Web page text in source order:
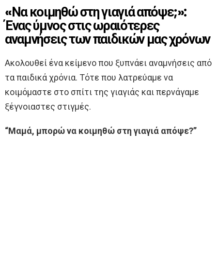
«Να κοιμηθώ στη γιαγιά απόψε;»:
Ένας ύμνος στις ωραιότερες
αναμνήσεις των παιδικών μας χρόνων
Ακολουθεί ένα κείμενο που ξυπνάει αναμνήσεις από
τα παιδικά χρόνια. Τότε που λατρεύαμε να
κοιμόμαστε στο σπίτι της γιαγιάς και περνάγαμε
ξέγνοιαστες στιγμές.
“Μαμά, μπορώ να κοιμηθώ στη γιαγιά απόψε?”